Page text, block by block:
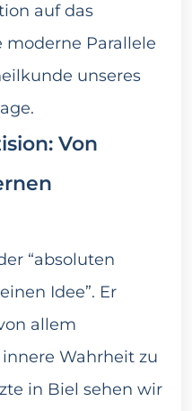
auf das
Parallele
unseres
Von
“absoluten
Idee”. Er
allem
Wahrheit zu
in Biel sehen wir